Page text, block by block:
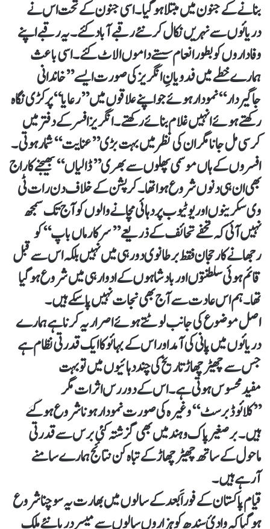
بنانے کے جنون میں مبتلا ہوگیا۔ اسی جنون کے تحت اس نے
دریائوں سے نہریں نکال کر نئے رقبے آباد کئے۔ یہ رقبے اپنے
وفاداروں کو بطور انعام سستے داموں الاٹ کئے۔ اسی باعث
ہمارے خطے میں فدویانِ انگریز کی صورت ایسے ’’خاندانی
جاگیردار‘‘ نمودار ہوئے جو اپنے علاقوں میں ’’رعایا‘‘ پر کڑی نگاہ
رکھتے ہوئے انہیں غلام بنائے رکھتے۔ انگریز افسر کے دفتر میں
کرسی مل جانا مگر ان کی نظر میں بہت بڑی ’’عنایت‘‘ شمار ہوتی۔
افسروں کے ہاں موسمی پھلوں سے بھری’’ڈالیاں‘‘ بھیجنے کا راج
بھی ان ہی دنوں شروع ہوا تھا۔ کرپشن کے خلاف دن رات ٹی
وی سکرینوں اور یوٹیوب پر دہائی مچانے والوں کو آج تک سمجھ
نہیں آئی کہ تحفے تحائف کے ذریعے ’’سرکار ماں باپ‘‘ کو
رجھانے کا رحجان فقط برطانوی دور ہی میں نہیں بلکہ اس سے قبل
قائم ہوئی سلطنتوں اور بادشاہوں کے ادوار ہی میں شروع ہوگیا
تھا۔ ہم اس عادت سے آج بھی نجات نہیں پاسکے ہیں۔
اصل موضوع کی جانب لوٹتے ہوئے اصرار یہ کرنا ہے ہمارے
دریائوں میں پانی کی آمد اور اس کے بہائو کا ایک قدرتی نظام ہے
جس سے چھیڑ چھاڑ تاریخ کی چند دہائیوں میں تو بہت
مفیدمحسوس ہوتی ہے۔ اس کے دور رس اثرات مگر
’’کلائوڈبرسٹ‘‘ وغیرہ کی صورت نمودار ہونا شروع ہوگئے
ہیں۔ برصغیر پاک وہند میں بھی گزشتہ کئی برس سے قدرتی
ماحول کے ساتھ چھیڑ چھاڑ کے تباہ کن نتائج ہمارے سامنے
آرہے ہیں۔
قیام پاکستان کے فوراََ بعد کے سالوں میں بھارت یہ سوچنا شروع
ہوگیا کہ وادیٔ سندھ کو ہزاروں سالوں سے میسر دریا نئے ملک